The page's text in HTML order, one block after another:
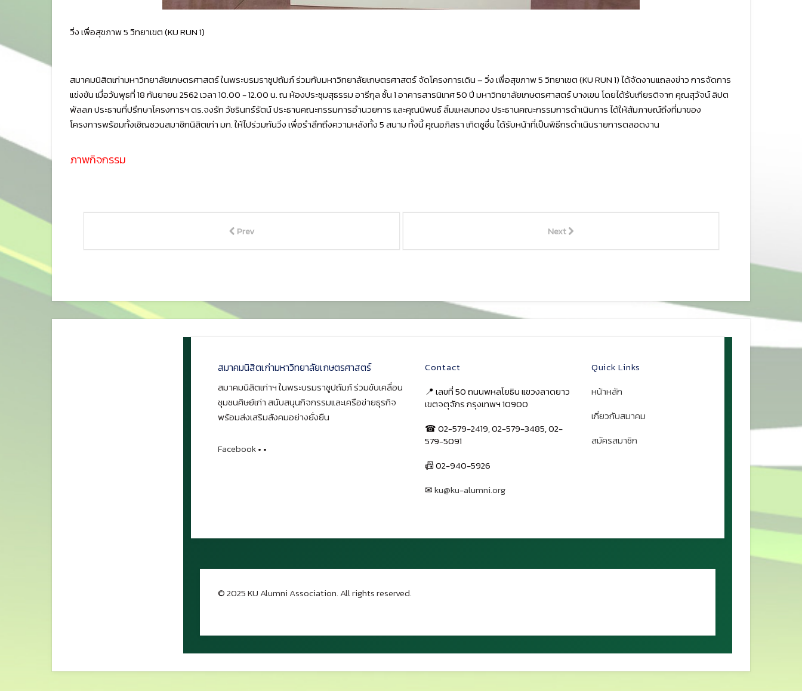
วิ่ง เพื่อสุขภาพ 5 วิทยาเขต (KU RUN 1)
สมาคมนิสิตเก่ามหาวิทยาลัยเกษตรศาสตร์ ในพระบรมราชูปถัมภ์ ร่วมกับมหาวิทยาลัยเกษตรศาสตร์ จัดโครงการเดิน – วิ่ง เพื่อสุขภาพ 5 วิทยาเขต (KU RUN 1) ได้จัดงานแถลงข่าว การจัดการ
แข่งขัน เมื่อวันพุธที่ 18 กันยายน 2562 เวลา 10.00 - 12.00 น. ณ ห้องประชุมสุธรรม อารีกุล ชั้น 1 อาคารสารนิเทศ 50 ปี มหาวิทยาลัยเกษตรศาสตร์ บางเขน โดยได้รับเกียรติจาก คุณสุวัจน์ ลิปต
พัลลภ ประธานที่ปรึกษาโครงการฯ ดร.จงรัก วัชรินทร์รัตน์ ประธานคณะกรรมการอำนวยการ และคุณนิพนธ์ ลิ้มแหลมทอง ประธานคณะกรรมการดำเนินการ ได้ให้สัมภาษณ์ถึงที่มาของ
โครงการพร้อมทั้งเชิญชวนสมาชิกนิสิตเก่า มก. ให้ไปร่วมกันวิ่ง เพื่อรำลึกถึงความหลังทั้ง 5 สนาม ทั้งนี้ คุณอภิสรา เกิดชูชื่น ได้รับหน้าที่เป็นพิธีกรดำเนินรายการตลอดงาน
ภาพกิจกรรม
Prev Next
สมาคมนิสิตเก่ามหาวิทยาลัยเกษตรศาสตร์
สมาคมนิสิตเก่าฯ ในพระบรมราชูปถัมภ์ ร่วมขับเคลื่อน
ชุมชนศิษย์เก่า สนับสนุนกิจกรรมและเครือข่ายธุรกิจ
พร้อมส่งเสริมสังคมอย่างยั่งยืน
Facebook• •
Contact
📍 เลขที่ 50 ถนนพหลโยธิน แขวงลาดยาว
เขตจตุจักร กรุงเทพฯ 10900
☎ 02-579-2419, 02-579-3485, 02-
579-5091
📠 02-940-5926
✉ku@ku-alumni.org
Quick Links
หน้าหลัก
เกี่ยวกับสมาคม
สมัครสมาชิก
© 2025 KU Alumni Association. All rights reserved.